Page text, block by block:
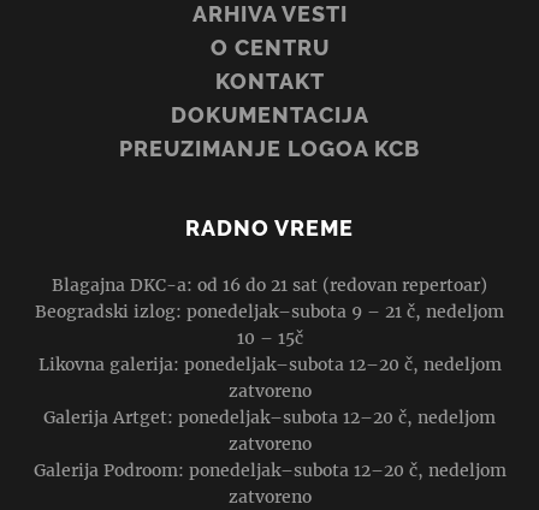
ARHIVA VESTI
O CENTRU
KONTAKT
DOKUMENTACIJA
PREUZIMANJE LOGOA KCB
RADNO VREME
Blagajna DKC-a: od 16 do 21 sat (redovan repertoar)
Beogradski izlog: ponedeljak–subota 9 – 21 č, nedeljom
10 – 15č
Likovna galerija: ponedeljak–subota 12–20 č, nedeljom
zatvoreno
Galerija Artget: ponedeljak–subota 12–20 č, nedeljom
zatvoreno
Galerija Podroom: ponedeljak–subota 12–20 č, nedeljom
zatvoreno